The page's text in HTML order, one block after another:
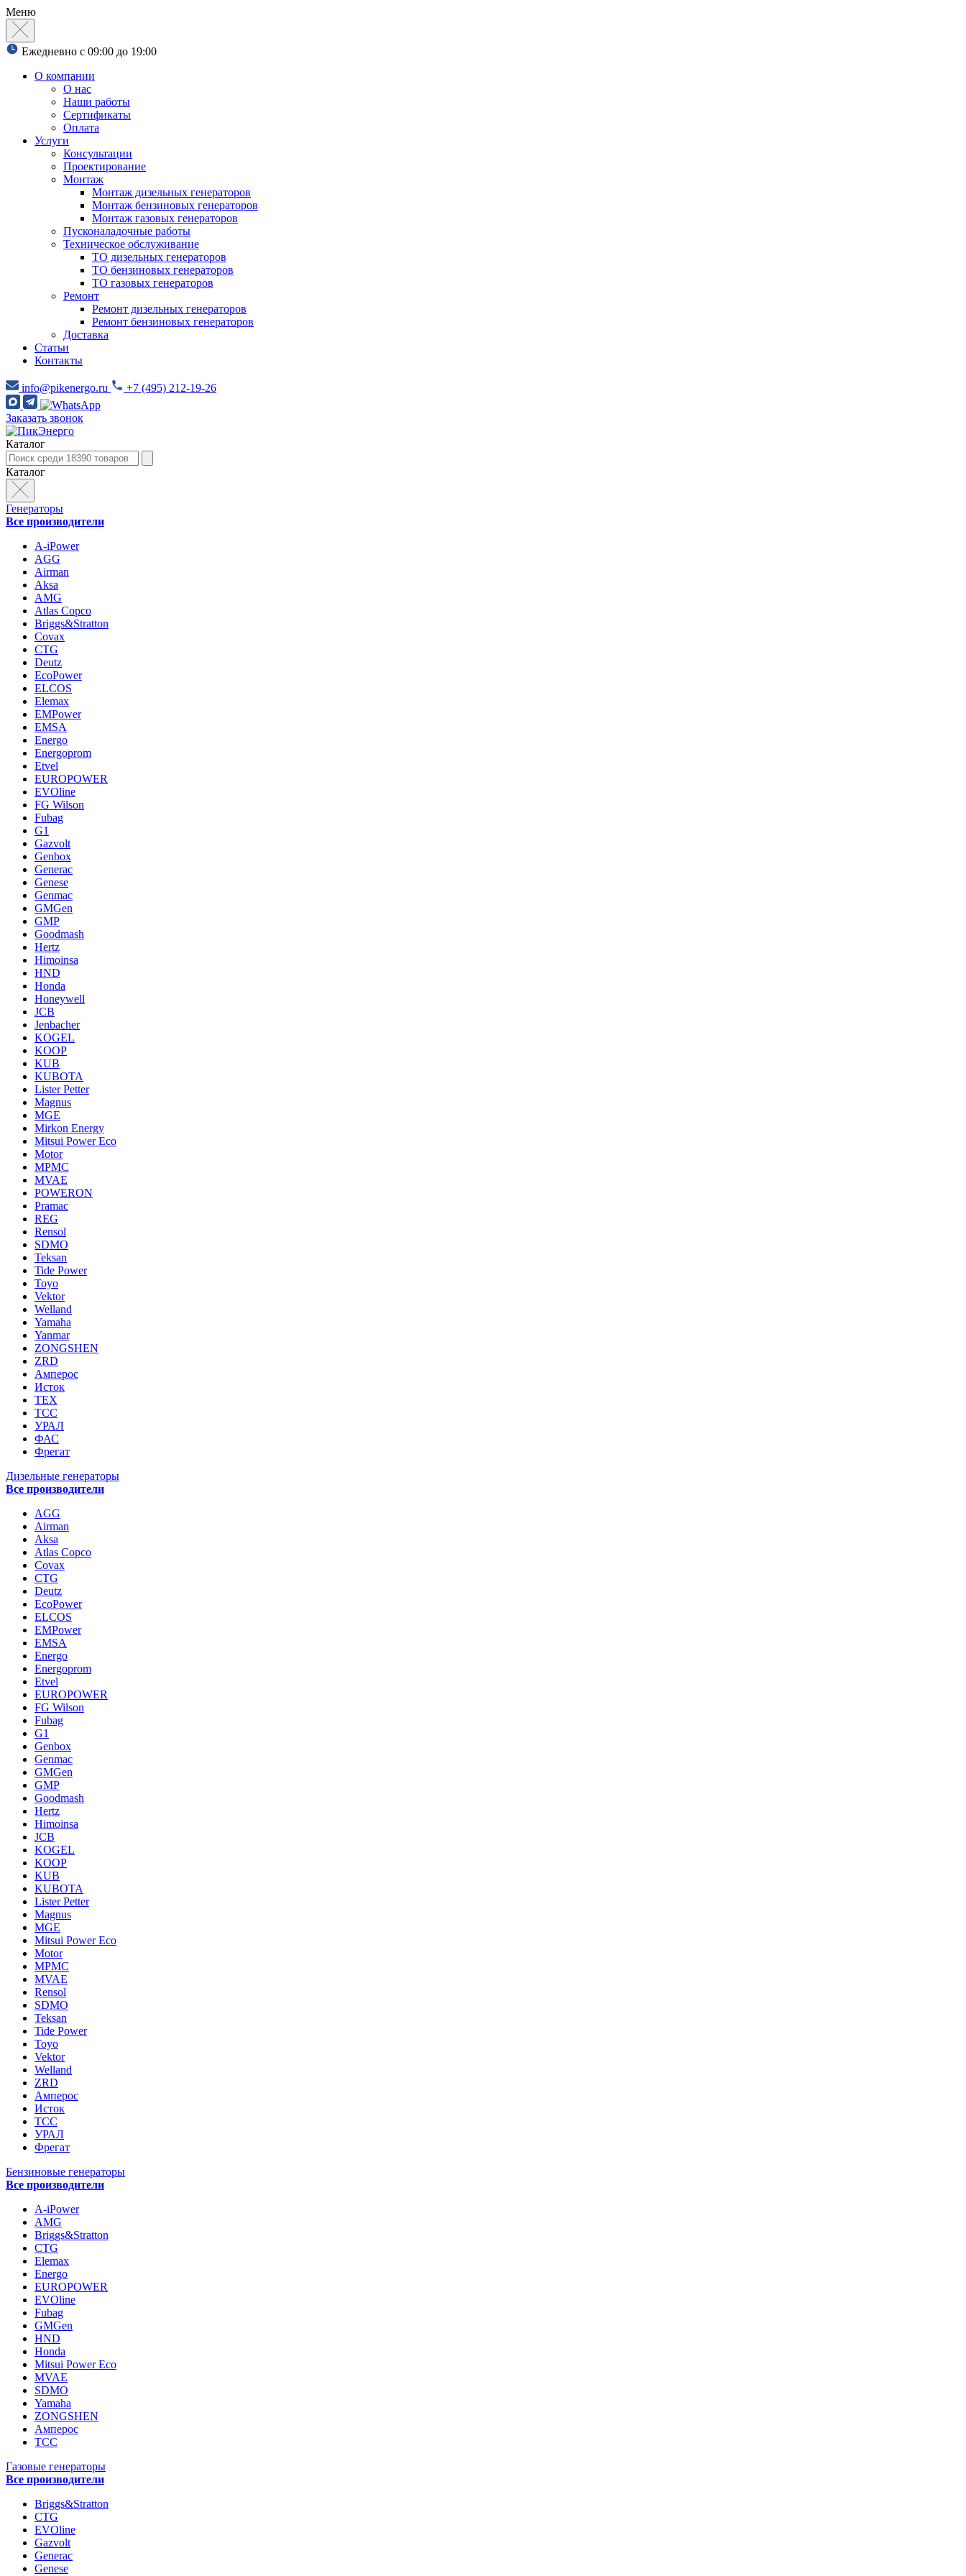
Меню
Ежедневно с 09:00 до 19:00
О компании
О нас
Наши работы
Сертификаты
Оплата
Услуги
Консультации
Проектирование
Монтаж
Монтаж дизельных генераторов
Монтаж бензиновых генераторов
Монтаж газовых генераторов
Пусконаладочные работы
Техническое обслуживание
ТО дизельных генераторов
ТО бензиновых генераторов
ТО газовых генераторов
Ремонт
Ремонт дизельных генераторов
Ремонт бензиновых генераторов
Доставка
Статьи
Контакты
info@pikenergo.ru +7 (495) 212-19-26
Заказать звонок
Каталог
Каталог
Генераторы
Все производители
A-iPower
AGG
Airman
Aksa
AMG
Atlas Copco
Briggs&Stratton
Covax
CTG
Deutz
EcoPower
ELCOS
Elemax
EMPower
EMSA
Energo
Energoprom
Etvel
EUROPOWER
EVOline
FG Wilson
Fubag
G1
Gazvolt
Genbox
Generac
Genese
Genmac
GMGen
GMP
Goodmash
Hertz
Himoinsa
HND
Honda
Honeywell
JCB
Jenbacher
KOGEL
KOOP
KUB
KUBOTA
Lister Petter
Magnus
MGE
Mirkon Energy
Mitsui Power Eco
Motor
MPMC
MVAE
POWERON
Pramac
REG
Rensol
SDMO
Teksan
Tide Power
Toyo
Vektor
Welland
Yamaha
Yanmar
ZONGSHEN
ZRD
Амперос
Исток
ТЕХ
ТСС
УРАЛ
ФАС
Фрегат
Дизельные генераторы
Все производители
AGG
Airman
Aksa
Atlas Copco
Covax
CTG
Deutz
EcoPower
ELCOS
EMPower
EMSA
Energo
Energoprom
Etvel
EUROPOWER
FG Wilson
Fubag
G1
Genbox
Genmac
GMGen
GMP
Goodmash
Hertz
Himoinsa
JCB
KOGEL
KOOP
KUB
KUBOTA
Lister Petter
Magnus
MGE
Mitsui Power Eco
Motor
MPMC
MVAE
Rensol
SDMO
Teksan
Tide Power
Toyo
Vektor
Welland
ZRD
Амперос
Исток
ТСС
УРАЛ
Фрегат
Бензиновые генераторы
Все производители
A-iPower
AMG
Briggs&Stratton
CTG
Elemax
Energo
EUROPOWER
EVOline
Fubag
GMGen
HND
Honda
Mitsui Power Eco
MVAE
SDMO
Yamaha
ZONGSHEN
Амперос
ТСС
Газовые генераторы
Все производители
Briggs&Stratton
CTG
EVOline
Gazvolt
Generac
Genese